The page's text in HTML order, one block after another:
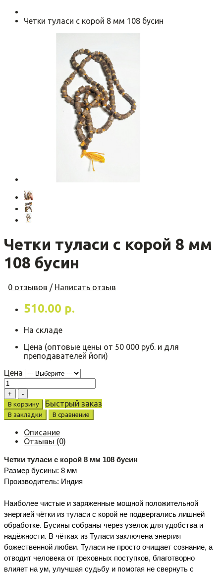
Четки туласи с корой 8 мм 108 бусин
Четки туласи с корой 8 мм
108 бусин
0 отзывов / Написать отзыв
510.00 р.
На складе
Цена (оптовые цены от 50 000 руб. и для
преподавателей йоги)
Цена
В корзину Быстрый заказ
В закладки В сравнение
Описание
Отзывы (0)
Четки туласи с корой 8 мм 108 бусин
Размер бусины: 8 мм
Производитель: Индия
Наиболее чистые и заряженные мощной положительной
энергией чётки из туласи с корой не подвергались лишней
обработке. Бусины собраны через узелок для удобства и
надёжности. В чётках из Туласи заключена энергия
божественной любви. Туласи не просто очищает сознание, а
отводит человека от греховных поступков, благотворно
влияет на ум, улучшая судьбу и помогая не свернуть с